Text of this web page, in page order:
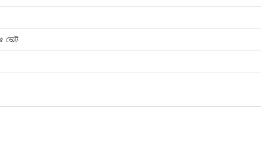
ভোল্ট